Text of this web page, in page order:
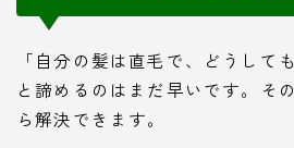
「自分の髪は直毛で、どうして
と諦めるのはまだ早いです。そ
ら解決できます。